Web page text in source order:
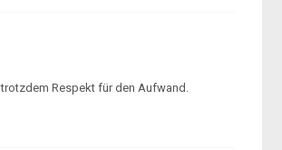
Respekt für den Aufwand.